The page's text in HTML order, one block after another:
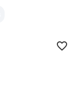
favorite_border